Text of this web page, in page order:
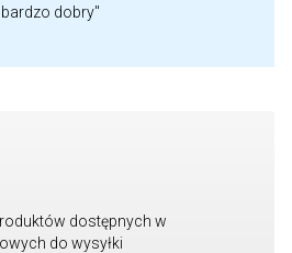
dobry"
dostępnych w
do wysyłki